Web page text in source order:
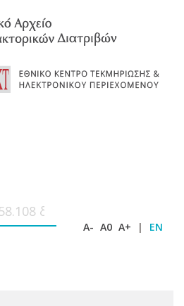
A- A0 A+ | EN